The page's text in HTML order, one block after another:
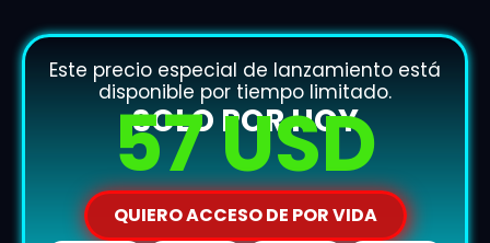
Este precio especial de lanzamiento está
disponible por tiempo limitado.
SOLO POR HOY
57 USD
QUIERO ACCESO DE POR VIDA